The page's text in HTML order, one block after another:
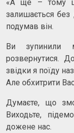
«А ще – тому
залишається
подумав він.
Ви зупинили
розвернутися.
звідки я поїду
Але обхитрити
Думаєте, що
Виходьте,
дожене нас.